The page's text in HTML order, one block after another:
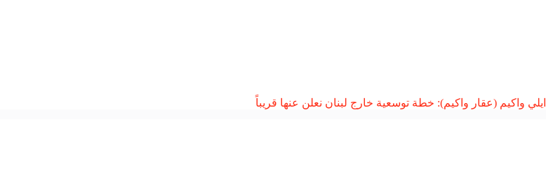
ايلي واكيم (عقار واكيم): خطة توسعية خارج لبنان نعلن عنها قريباً